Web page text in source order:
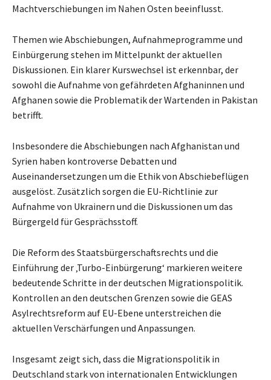
Machtverschiebungen im Nahen Osten beeinflusst.
Themen wie Abschiebungen, Aufnahmeprogramme und
Einbürgerung stehen im Mittelpunkt der aktuellen
Diskussionen. Ein klarer Kurswechsel ist erkennbar, der
sowohl die Aufnahme von gefährdeten Afghaninnen und
Afghanen sowie die Problematik der Wartenden in Pakistan
betrifft.
Insbesondere die Abschiebungen nach Afghanistan und
Syrien haben kontroverse Debatten und
Auseinandersetzungen um die Ethik von Abschiebeflügen
ausgelöst. Zusätzlich sorgen die EU-Richtlinie zur
Aufnahme von Ukrainern und die Diskussionen um das
Bürgergeld für Gesprächsstoff.
Die Reform des Staatsbürgerschaftsrechts und die
Einführung der ‚Turbo-Einbürgerung‘ markieren weitere
bedeutende Schritte in der deutschen Migrationspolitik.
Kontrollen an den deutschen Grenzen sowie die GEAS
Asylrechtsreform auf EU-Ebene unterstreichen die
aktuellen Verschärfungen und Anpassungen.
Insgesamt zeigt sich, dass die Migrationspolitik in
Deutschland stark von internationalen Entwicklungen